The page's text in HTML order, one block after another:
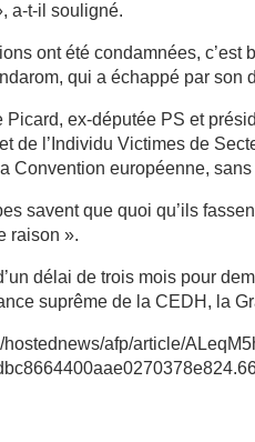
a-t-il souligné.
ont été condamnées,
qui a échappé par son
Picard, ex-députée PS et
de l’Individu Victimes de
Convention européenne,
savent que quoi qu’ils
raison ».
délai de trois mois pour
suprême de la CEDH, la
hostednews/afp/article/